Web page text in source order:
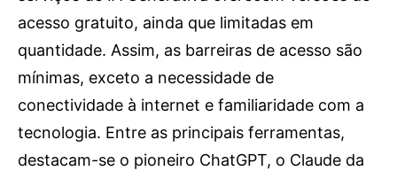
Publicidade
Voz da Solidariedade
»»» Fundação Aurora Borges
Seia em Números
acesso gratuito, ainda que limitadas em
quantidade. Assim, as barreiras de acesso são
mínimas, exceto a necessidade de
conectividade à internet e familiaridade com a
tecnologia. Entre as principais ferramentas,
destacam-se o pioneiro ChatGPT, o Claude da